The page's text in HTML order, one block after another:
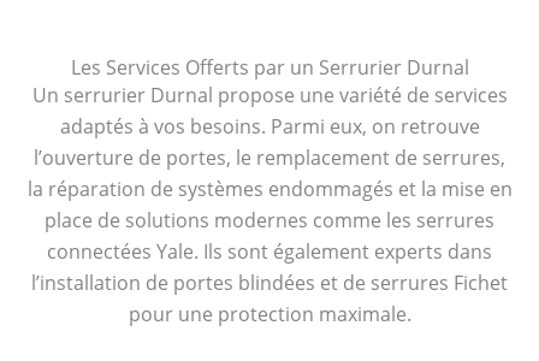
Les Services Offerts par un Serrurier Durnal
Un serrurier Durnal propose une variété de services
adaptés à vos besoins. Parmi eux, on retrouve
l’ouverture de portes, le remplacement de serrures,
la réparation de systèmes endommagés et la mise en
place de solutions modernes comme les serrures
connectées Yale. Ils sont également experts dans
l’installation de portes blindées et de serrures Fichet
pour une protection maximale.